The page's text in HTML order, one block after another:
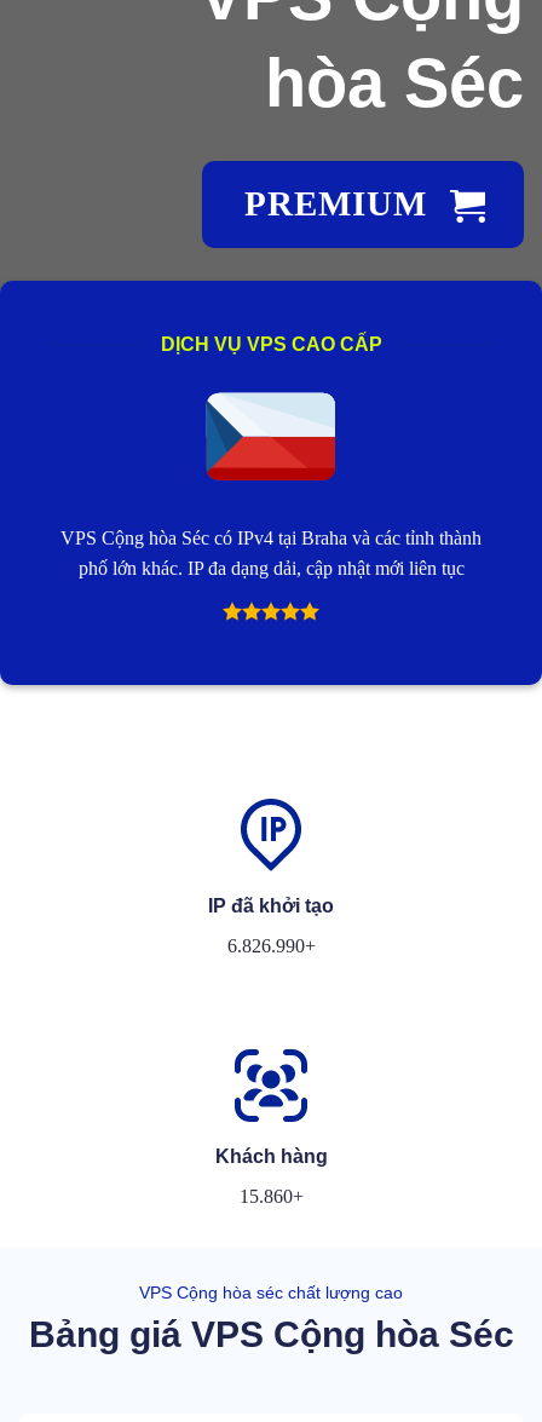
hòa Séc
PREMIUM
DỊCH VỤ VPS CAO CẤP
VPS Cộng hòa Séc có IPv4 tại Braha và các tỉnh thành
phố lớn khác. IP đa dạng dải, cập nhật mới liên tục
IP đã khởi tạo
6.826.990+
Khách hàng
15.860+
VPS Cộng hòa séc chất lượng cao
Bảng giá VPS Cộng hòa Séc